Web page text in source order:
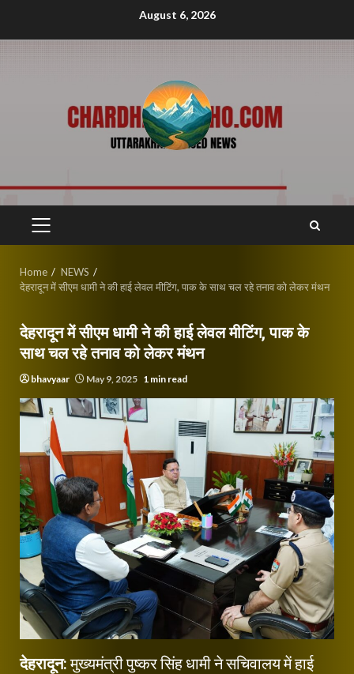
August 6, 2026
PRIMARY
Home
NEWS
देहरादून में सीएम धामी ने की हाई लेवल मीटिंग, पाक के साथ चल रहे तनाव को लेकर मंथन
देहरादून में सीएम धामी ने की हाई लेवल मीटिंग, पाक के
साथ चल रहे तनाव को लेकर मंथन
bhavyaar May 9, 2025 1 min read
देहरादून:मुख्यमंत्री पुष्कर सिंह धामी ने सचिवालय में हाई